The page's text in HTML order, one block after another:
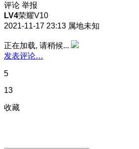
评论 举报
LV4荣耀V10
2021-11-17 23:13 属地未知
正在加载, 请稍候...
发表评论…
5
13
收藏